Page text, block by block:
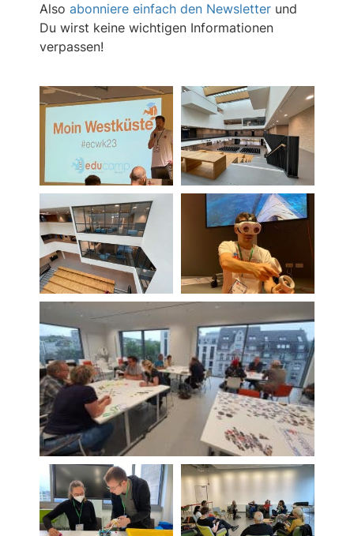
Also abonniere einfach den Newsletter und
Du wirst keine wichtigen Informationen
verpassen!